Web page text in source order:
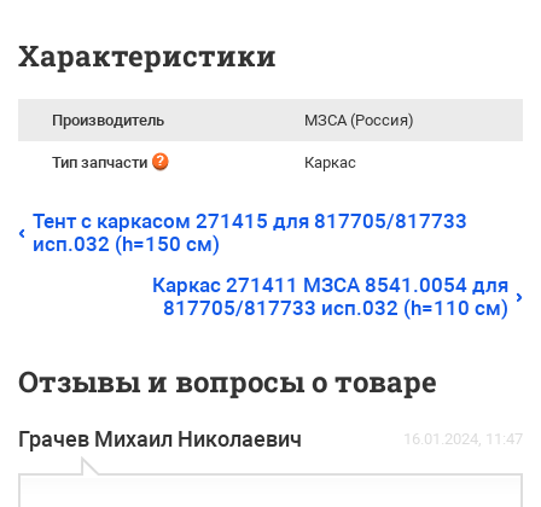
Характеристики
Производитель МЗСА (Россия)
Тип запчасти Каркас
Тент с каркасом 271415 для 817705/817733
исп.032 (h=150 см)
Каркас 271411 МЗСА 8541.0054 для
817705/817733 исп.032 (h=110 см)
Отзывы и вопросы о товаре
Грачев Михаил Николаевич 16.01.2024, 11:47